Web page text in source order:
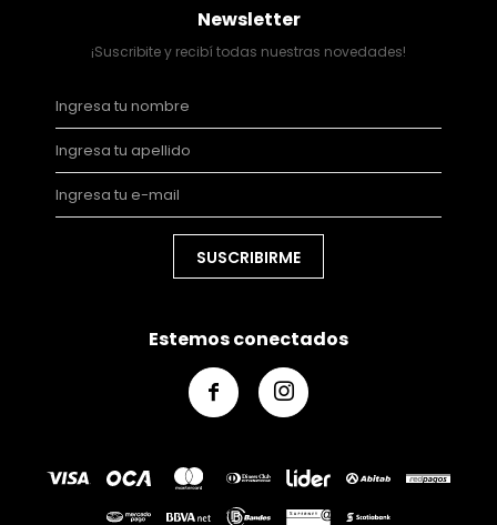
Newsletter
¡Suscribite y recibí todas nuestras novedades!
SUSCRIBIRME
Estemos conectados
 